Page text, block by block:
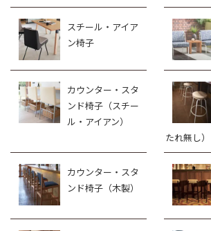
スチール・アイア
ン椅子
カウンター・スタ
ンド椅子（スチー
ル・アイアン）
たれ無し）
カウンター・スタ
ンド椅子（木製）